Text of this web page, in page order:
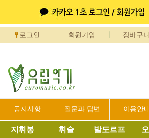
로그인 회원가입 장바구니
공지사항 질문과 답변 이용안내
지휘봉 휘슬 발도르프